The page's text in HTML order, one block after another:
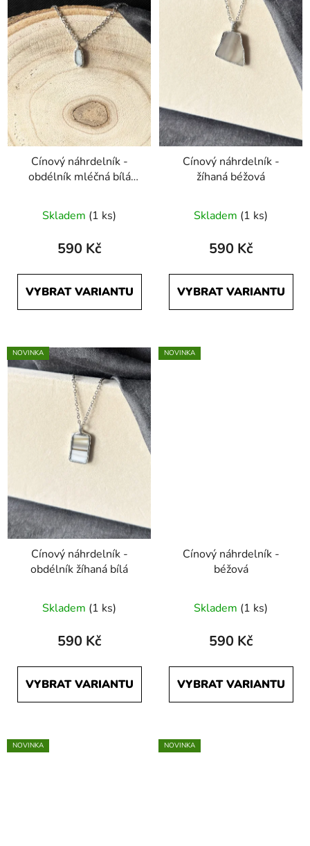
Cínový náhrdelník -
obdélník mléčná bílá
Skladem (1 ks)
590 Kč
VYBRAT VARIANTU
Cínový náhrdelník -
žíhaná béžová
Skladem (1 ks)
590 Kč
VYBRAT VARIANTU
NOVINKA
Cínový náhrdelník -
obdélník žíhaná bílá
Skladem (1 ks)
590 Kč
VYBRAT VARIANTU
NOVINKA
Cínový náhrdelník -
béžová
Skladem (1 ks)
590 Kč
VYBRAT VARIANTU
NOVINKA NOVINKA